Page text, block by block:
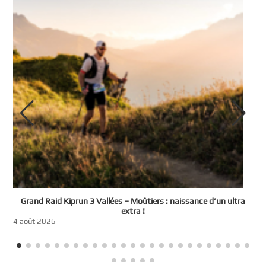
Grand Raid Kiprun 3 Vallées – Moûtiers : naissance d’un ultra
extra !
4 août 2026